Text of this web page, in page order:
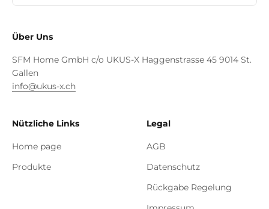
Über Uns
SFM Home GmbH c/o UKUS-X Haggenstrasse 45 9014 St.
Gallen
info@ukus-x.ch
Nützliche Links
Home page
Produkte
Legal
AGB
Datenschutz
Rückgabe Regelung